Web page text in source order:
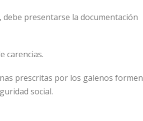
presentarse la documentación
carencias.
prescritas por los galenos formen
social.